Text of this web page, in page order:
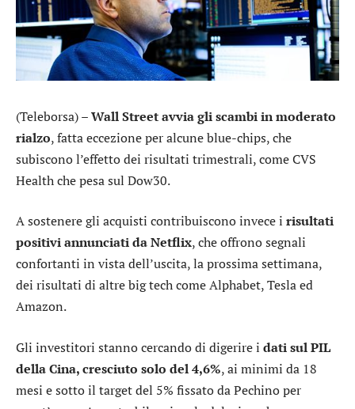
(Teleborsa) –Wall Street avvia gli scambi in moderato
rialzo, fatta eccezione per alcune blue-chips, che
subiscono l’effetto dei risultati trimestrali, comeCVS
Healthche pesa sul Dow30.
A sostenere gli acquisti contribuiscono invece i risultati
positivi annunciati daNetflix, che offrono segnali
confortanti in vista dell’uscita, la prossima settimana,
dei risultati di altre big tech comeAlphabet,Teslaed
Amazon.
Gli investitori stanno cercando di digerire i dati sul PIL
della Cina, cresciuto solo del 4,6%, ai minimi da 18
mesi e sotto il target del 5% fissato da Pechino per